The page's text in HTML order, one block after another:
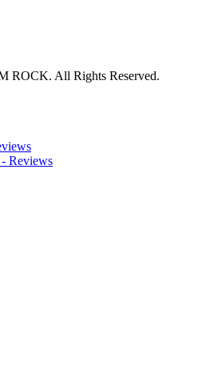
ROCK. All Rights Reserved.
Reviews